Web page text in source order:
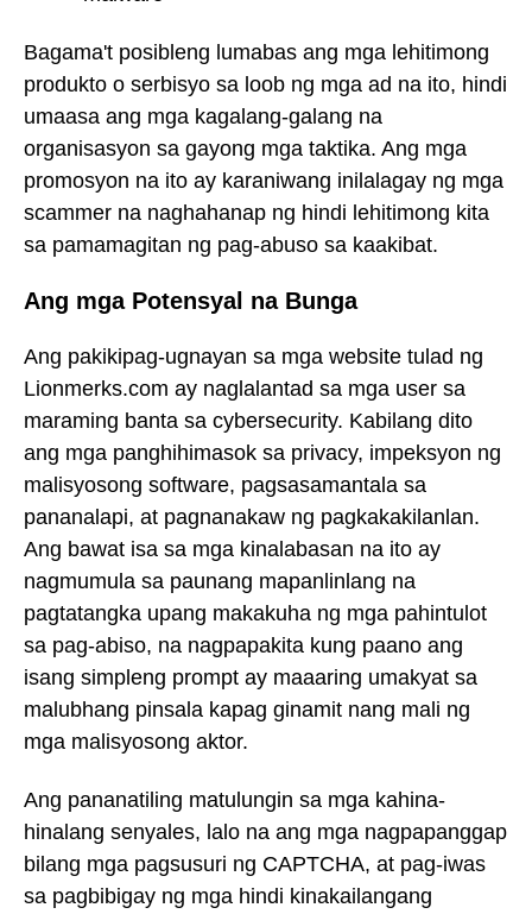
Bagama't posibleng lumabas ang mga lehitimong
produkto o serbisyo sa loob ng mga ad na ito, hindi
umaasa ang mga kagalang-galang na
organisasyon sa gayong mga taktika. Ang mga
promosyon na ito ay karaniwang inilalagay ng mga
scammer na naghahanap ng hindi lehitimong kita
sa pamamagitan ng pag-abuso sa kaakibat.
Ang mga Potensyal na Bunga
Ang pakikipag-ugnayan sa mga website tulad ng
Lionmerks.com ay naglalantad sa mga user sa
maraming banta sa cybersecurity. Kabilang dito
ang mga panghihimasok sa privacy, impeksyon ng
malisyosong software, pagsasamantala sa
pananalapi, at pagnanakaw ng pagkakakilanlan.
Ang bawat isa sa mga kinalabasan na ito ay
nagmumula sa paunang mapanlinlang na
pagtatangka upang makakuha ng mga pahintulot
sa pag-abiso, na nagpapakita kung paano ang
isang simpleng prompt ay maaaring umakyat sa
malubhang pinsala kapag ginamit nang mali ng
mga malisyosong aktor.
Ang pananatiling matulungin sa mga kahina-
hinalang senyales, lalo na ang mga nagpapanggap
bilang mga pagsusuri ng CAPTCHA, at pag-iwas
sa pagbibigay ng mga hindi kinakailangang